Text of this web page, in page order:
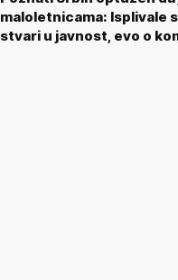
maloletnicama: Isplivale
stvari u javnost, evo o